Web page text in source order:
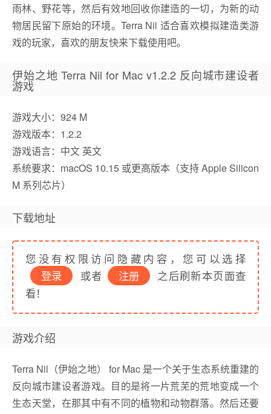
雨林、野花等，然后有效地回收你建造的一切，为新的动
物居民留下原始的环境。Terra Nil 适合喜欢模拟建造类游
戏的玩家，喜欢的朋友快来下载使用吧。
伊始之地 Terra Nil for Mac v1.2.2 反向城市建设者
游戏
游戏大小：924 M
游戏版本：1.2.2
游戏语言：中文 英文
系统要求：macOS 10.15 或更高版本（支持 Apple Silicon
M 系列芯片）
下载地址
您没有权限访问隐藏内容，您可以选择
登录
或者 注册
之后刷新本页面查
看！
游戏介绍
Terra Nil（伊始之地） for Mac 是一个关于生态系统重建的
反向城市建设者游戏。目的是将一片荒芜的荒地变成一个
生态天堂，在那其中有不同的植物和动物群落。然后还要